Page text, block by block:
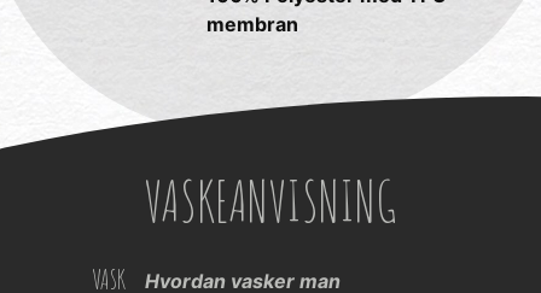
membran
VASKEANVISNING
VASK
Hvordan vasker man